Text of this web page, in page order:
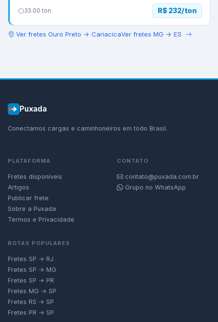
33.00 ton R$ 232/ton
Ver fretes Ouro Preto → CariacicaVer fretes MG → ES
Puxada
Conectamos cargas e caminhoneiros em todo Brasil.
PLATAFORMA
Fretes disponíveis
Artigos
Publicar frete
Sobre a Puxada
Termos e Privacidade
CONTATO
contato@puxada.com.br
Grupo no WhatsApp
ROTAS POPULARES
Fretes SP → RJ
Fretes SP → MG
Fretes SP → PR
Fretes MG → SP
Fretes RS → SP
Fretes PR → SP